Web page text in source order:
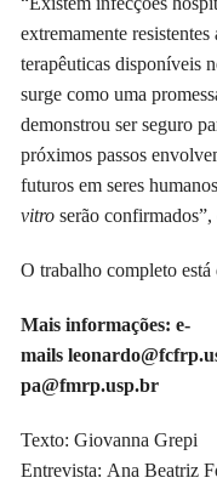
extremamente
terapêuticas disponíveis
surge como uma
demonstrou ser seguro
próximos passos
futuros em seres
vitro serão
O trabalho completo
Mais informações: e-
mails
pa@fmrp.usp.br
Texto: Giovanna Grepi
Entrevista: Ana Beatriz